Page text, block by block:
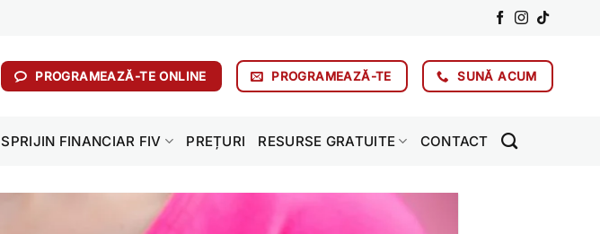
PROGRAMEAZĂ-TE ONLINE PROGRAMEAZĂ-TE SUNĂ ACUM
SPRIJIN FINANCIAR FIV PREȚURI RESURSE GRATUITE CONTACT